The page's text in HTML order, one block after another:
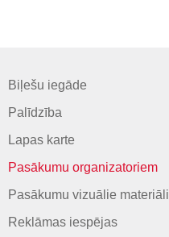
Biļešu iegāde
Palīdzība
Lapas karte
Pasākumu organizatoriem
Pasākumu vizuālie materiāli
Reklāmas iespējas